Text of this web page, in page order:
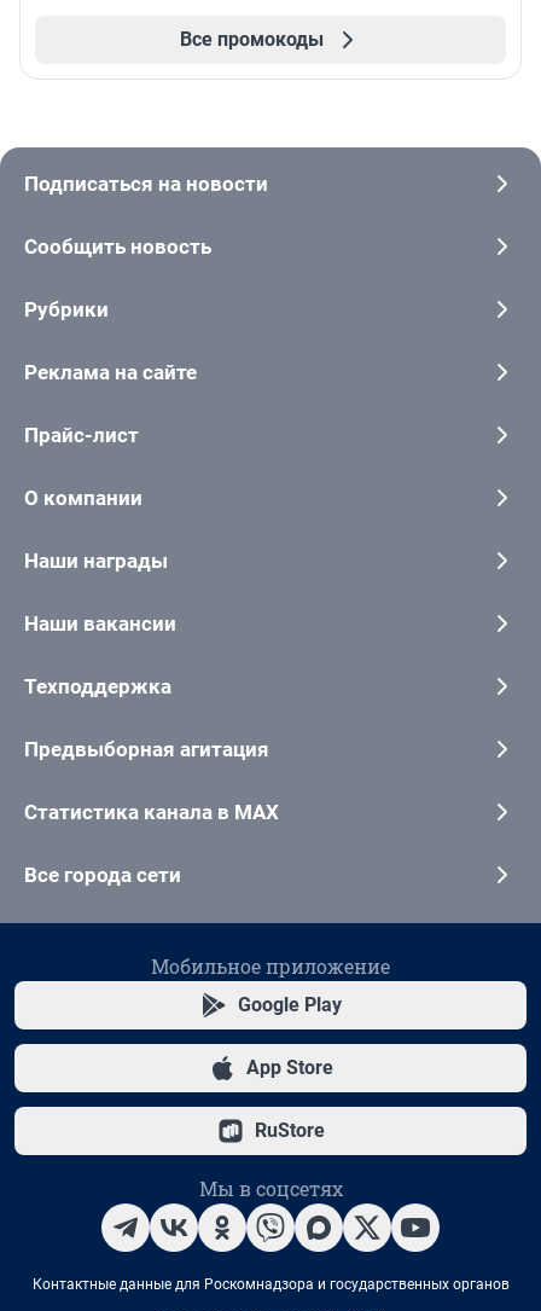
Все промокоды
Подписаться на новости
Сообщить новость
Рубрики
Реклама на сайте
Прайс-лист
О компании
Наши награды
Наши вакансии
Техподдержка
Предвыборная агитация
Статистика канала в MAX
Все города сети
Мобильное приложение
Google Play
App Store
RuStore
Мы в соцсетях
Контактные данные для Роскомнадзора и государственных органов